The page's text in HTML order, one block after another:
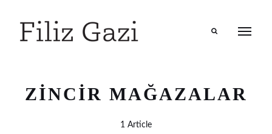
ZINCIR MAĞAZALAR
1 Article